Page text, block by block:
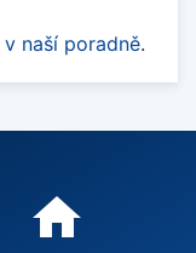
v naší poradně.
home